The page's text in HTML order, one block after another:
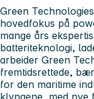
Green
hovedfokus på
mange års
batteriteknologi,
arbeider Green
fremtidsrettede,
for den maritime